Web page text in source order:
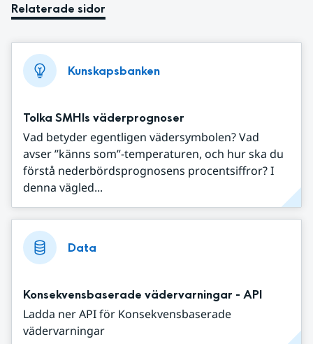
Relaterade sidor
Kunskapsbanken
Tolka SMHIs väderprognoser
Vad betyder egentligen vädersymbolen? Vad
avser ”känns som”-temperaturen, och hur ska du
förstå nederbördsprognosens procentsiffror? I
denna vägled...
Data
Konsekvensbaserade vädervarningar - API
Ladda ner API för Konsekvensbaserade
vädervarningar